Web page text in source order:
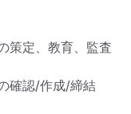
策定、教育、監査
確認/作成/締結